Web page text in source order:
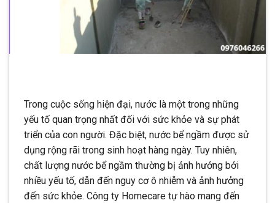
Trong cuộc sống hiện đại, nước là một trong những
yếu tố quan trọng nhất đối với sức khỏe và sự phát
triển của con người. Đặc biệt, nước bể ngầm được sử
dụng rộng rãi trong sinh hoạt hàng ngày. Tuy nhiên,
chất lượng nước bể ngầm thường bị ảnh hưởng bởi
nhiều yếu tố, dẫn đến nguy cơ ô nhiễm và ảnh hưởng
đến sức khỏe. Công ty Homecare tự hào mang đến